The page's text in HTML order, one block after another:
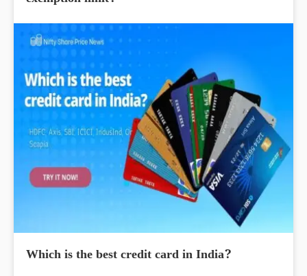
Which is the best credit card in India?